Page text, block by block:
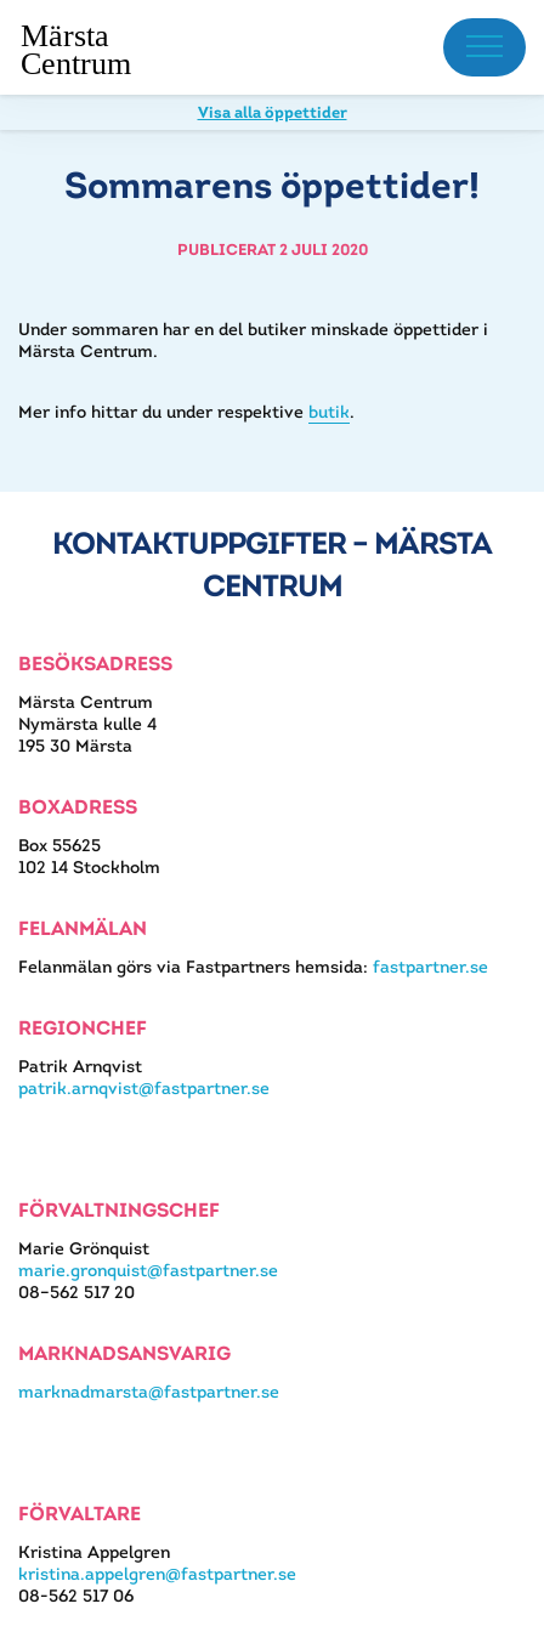
Meny
Visa alla öppettider
Sommarens öppettider!
PUBLICERAT 2 JULI 2020
Under sommaren har en del butiker minskade öppettider i
Märsta Centrum.
Mer info hittar du under respektive butik.
KONTAKTUPPGIFTER – MÄRSTA
CENTRUM
BESÖKSADRESS
Märsta Centrum
Nymärsta kulle 4
195 30 Märsta
BOXADRESS
Box 55625
102 14 Stockholm
FELANMÄLAN
Felanmälan görs via Fastpartners hemsida: fastpartner.se
REGIONCHEF
Patrik Arnqvist
patrik.arnqvist@fastpartner.se
FÖRVALTNINGSCHEF
Marie Grönquist
marie.gronquist@fastpartner.se
08–562 517 20
MARKNADSANSVARIG
marknadmarsta@fastpartner.se
FÖRVALTARE
Kristina Appelgren
kristina.appelgren@fastpartner.se
08-562 517 06